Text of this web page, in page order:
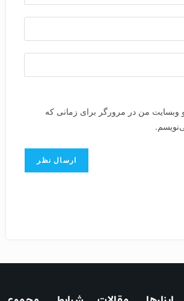
و وبسایت من در مرورگر برای زمانی که